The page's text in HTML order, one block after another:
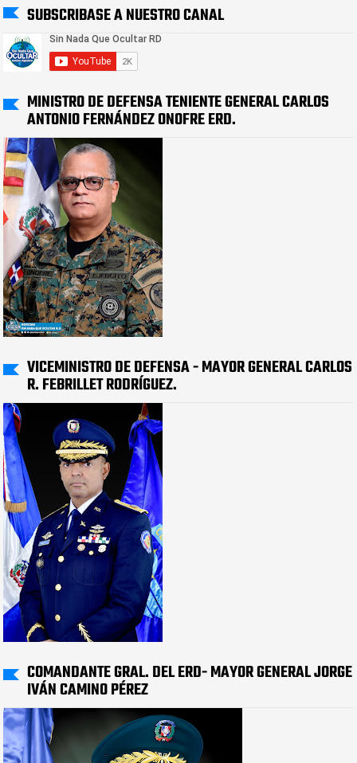
SUBSCRIBASE A NUESTRO CANAL
MINISTRO DE DEFENSA TENIENTE GENERAL CARLOS
ANTONIO FERNÁNDEZ ONOFRE ERD.
VICEMINISTRO DE DEFENSA - MAYOR GENERAL CARLOS
R. FEBRILLET RODRÍGUEZ.
COMANDANTE GRAL. DEL ERD- MAYOR GENERAL JORGE
IVÁN CAMINO PÉREZ